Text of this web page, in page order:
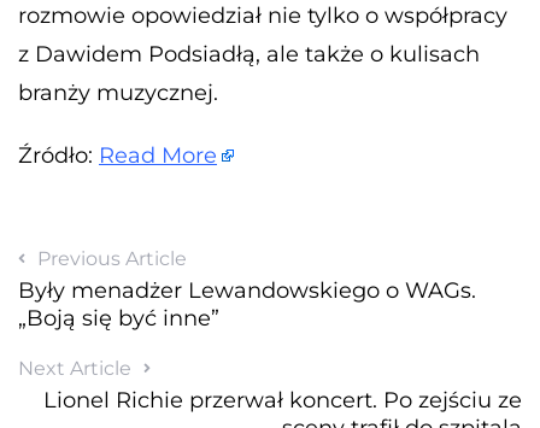
rozmowie opowiedział nie tylko o współpracy
z Dawidem Podsiadłą, ale także o kulisach
branży muzycznej.
Źródło: Read More
Previous Article
Były menadżer Lewandowskiego o WAGs.
„Boją się być inne”
Next Article
Lionel Richie przerwał koncert. Po zejściu ze